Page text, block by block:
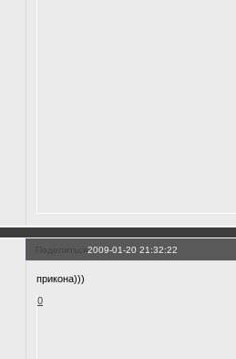
Поделиться2009-01-20 21:32:22
прикона)))
0